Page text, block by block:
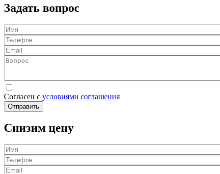
Задать вопрос
Имя
Телефон
Email
Вопрос
Согласен с условиями соглашения
Отправить
Снизим цену
Имя
Телефон
Email